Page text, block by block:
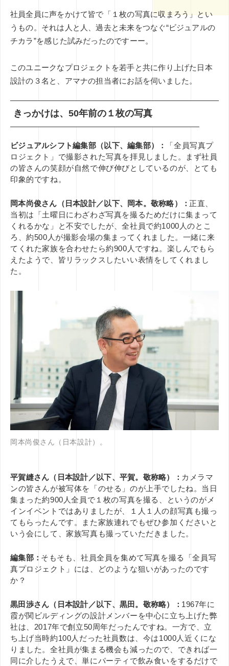
社員全員に声をかけて皆で「１枚の写真に収まろう」とい
うもの。それは人と人、過去と未来をつなぐ“ビジュアルの
チカラ”を感じた試みだったのですーー。
このユニークなプロジェクトを若手と共に作り上げた日本
設計の３名と、アマナの担当者にお話を伺いました。
きっかけは、50年前の１枚の写真
ビジュアルシフト編集部（以下、編集部）：
「全員写真プ
ロジェクト」で撮影された写真を拝見しました。まず社員
の皆さんの笑顔が自然で伸び伸びとしているのが、とても
印象的ですね。
岡本尚俊さん（日本設計／以下、岡本。敬称略）：正直、
当初は「土曜日にわざわざ写真を撮るためだけに集まって
くれるかな」と不安でしたが、全社員で約1000人のとこ
ろ、約500人が撮影会場の集まってくれました。一緒に来
てくれた家族を合わせたら約900人ですね。楽しんでもら
えたようで、皆リラックスしたいい表情をしてくれまし
た。
岡本尚俊さん（日本設計）。
平賀縫さん（日本設計／以下、平賀。敬称略）： カメラマ
ンの皆さんが被写体を「のせる」のが上手でしたね。当日
集まった約900人全員で１枚の写真を撮る、というのがメ
インイベントではありましたが、１人１人の顔写真も撮っ
てもらったんです。また家族連れでもぜひ参加くださいと
いう会にして、家族写真も撮っていただきました。
編集部：そもそも、社員全員を集めて写真を撮る「全員写
真プロジェクト」には、どのような狙いがあったのです
か？
黒田渉さん（日本設計／以下、黒田。敬称略）： 1967年に
霞が関ビルディングの設計メンバーを中心に立ち上げた弊
社は、2017年で創立50周年だったんですね。一方で、立
ち上げ当時約100人だった社員数は、今は1000人近くにな
りました。全社員が集まる機会も減ったので、できれば一
同に介したうえで、単にパーティで飲み食いをするだけで